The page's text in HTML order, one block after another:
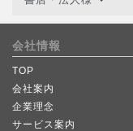
会社情報
TOP
会社案内
企業理念
サービス案内